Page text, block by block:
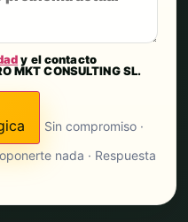
y el contacto
MKT CONSULTING SL.
Sin compromiso ·
nada · Respuesta